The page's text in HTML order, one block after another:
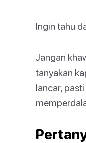
Ingin tahu
Jangan
tanyakan
lancar,